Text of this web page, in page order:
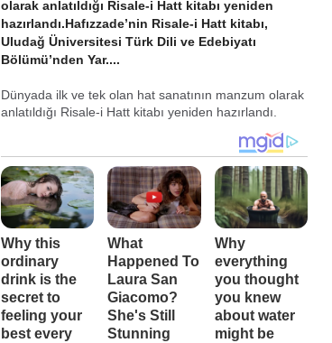
olarak anlatıldığı Risale-i Hatt kitabı yeniden
hazırlandı.Hafızzade’nin Risale-i Hatt kitabı,
Uludağ Üniversitesi Türk Dili ve Edebiyatı
Bölümü’nden Yar....
Dünyada ilk ve tek olan hat sanatının manzum olarak
anlatıldığı Risale-i Hatt kitabı yeniden hazırlandı.